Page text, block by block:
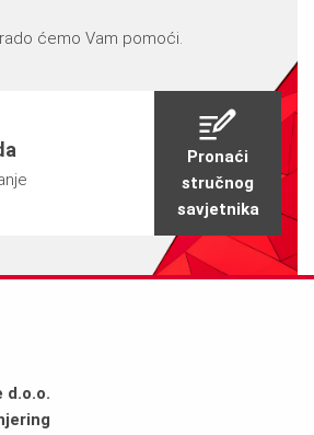
ćemo Vam pomoći.
Pronaći
stručnog
savjetnika
d.o.o.